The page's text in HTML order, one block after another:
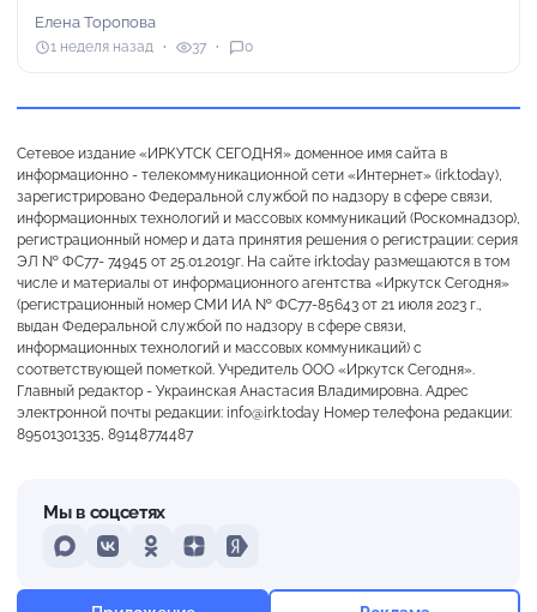
Елена Торопова
1 неделя назад 37 0
Сетевое издание «ИРКУТСК СЕГОДНЯ» доменное имя сайта в
информационно - телекоммуникационной сети «Интернет» (irk.today),
зарегистрировано Федеральной службой по надзору в сфере связи,
информационных технологий и массовых коммуникаций (Роскомнадзор),
регистрационный номер и дата принятия решения о регистрации: серия
ЭЛ № ФС77- 74945 от 25.01.2019г. На сайте irk.today размещаются в том
числе и материалы от информационного агентства «Иркутск Сегодня»
(регистрационный номер СМИ ИА № ФС77-85643 от 21 июля 2023 г.,
выдан Федеральной службой по надзору в сфере связи,
информационных технологий и массовых коммуникаций) с
соответствующей пометкой. Учредитель ООО «Иркутск Сегодня».
Главный редактор - Украинская Анастасия Владимировна. Адрес
электронной почты редакции: info@irk.today Номер телефона редакции:
89501301335, 89148774487
Мы в соцсетях
MAXVKontakteOdnoklassniki
DzenYandex